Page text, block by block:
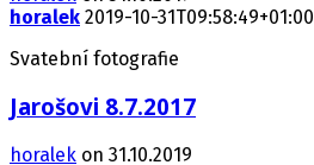
horalek 2019-10-31T09:58:49+01:00
Svatební fotografie
Jarošovi 8.7.2017
horalek on 31.10.2019